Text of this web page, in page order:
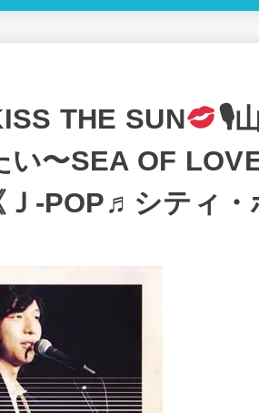
THE SUN
🎙
い〜SEA OF
-POP♬シティ・